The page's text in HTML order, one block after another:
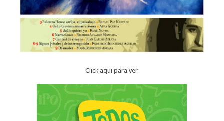
Click aqui para ver